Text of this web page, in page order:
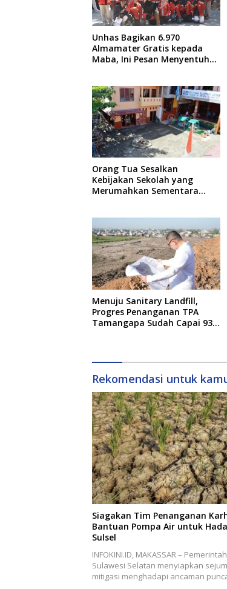
Unhas Bagikan 6.970
Almamater Gratis kepada
Maba, Ini Pesan Menyentuh
Orang Tua Sesalkan
Kebijakan Sekolah yang
Merumahkan Sementara
Menuju Sanitary Landfill,
Progres Penanganan TPA
Tamangapa Sudah Capai 93
Rekomendasi untuk
Siagakan Tim Penanganan
Bantuan Pompa Air untuk
Sulsel
INFOKINI.ID, MAKASSAR –
Sulawesi Selatan menyiapkan
mitigasi menghadapi ancaman